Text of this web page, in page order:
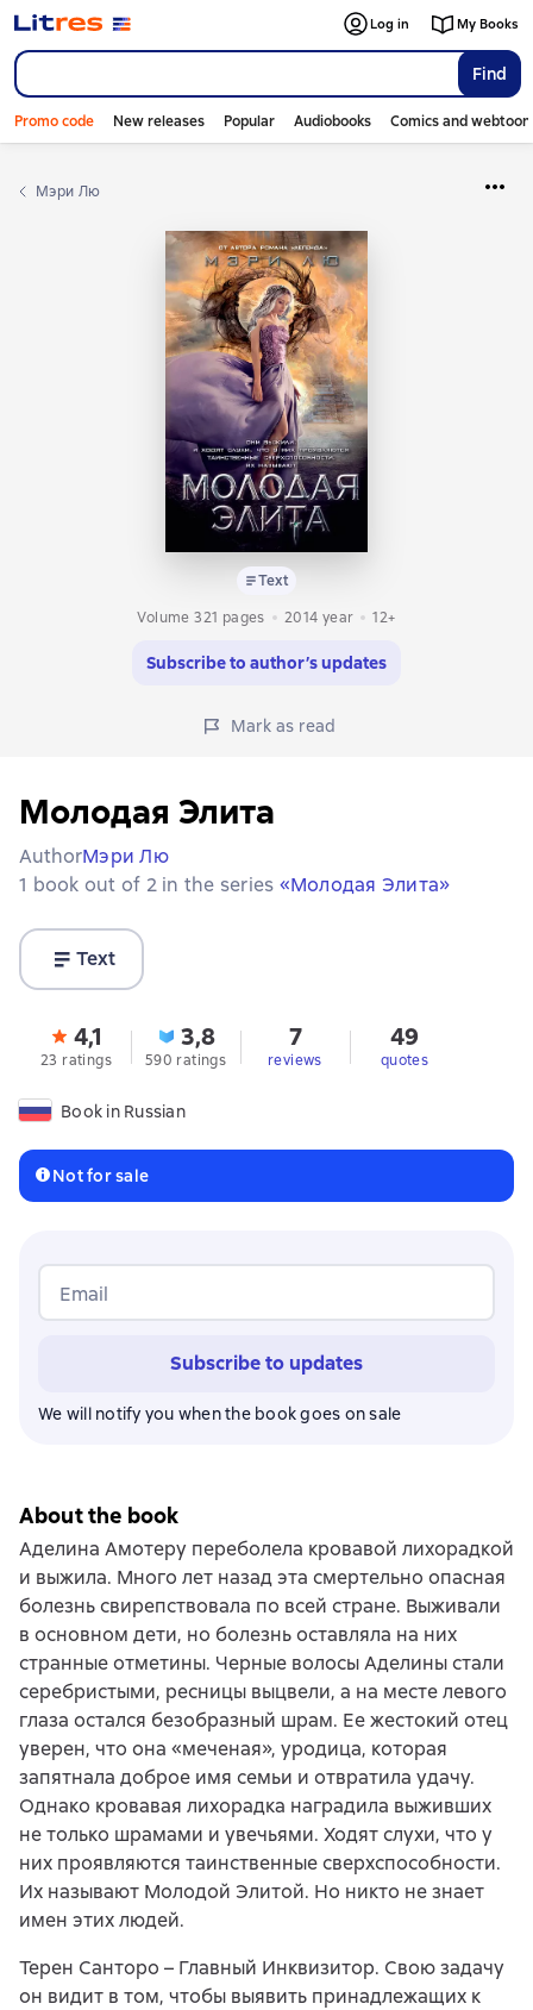
Find
Log in My Books
Promo code New releases Popular Audiobooks Comics and
Мэри Лю
Text
Volume 321 pages
2014 year 12+
Subscribe to author’s updates
Mark as read
Молодая Элита
AuthorМэри Лю
1 book out of 2 in the series «Молодая Элита»
Text
4,1
23 ratings
3,8
590 ratings
7
reviews
49
quotes
Book in Russian
Not for sale
Email
Subscribe to updates
We will notify you when the book goes on sale
About the book
Аделина Амотеру переболела кровавой лихорадкой
и выжила. Много лет назад эта смертельно опасная
болезнь свирепствовала по всей стране. Выживали
в основном дети, но болезнь оставляла на них
странные отметины. Черные волосы Аделины стали
серебристыми, ресницы выцвели, а на месте левого
глаза остался безобразный шрам. Ее жестокий отец
уверен, что она «меченая», уродица, которая
запятнала доброе имя семьи и отвратила удачу.
Однако кровавая лихорадка наградила выживших
не только шрамами и увечьями. Ходят слухи, что у
них проявляются таинственные сверхспособности.
Их называют Молодой Элитой. Но никто не знает
имен этих людей.
Терен Санторо – Главный Инквизитор. Свою задачу
он видит в том, чтобы выявить принадлежащих к